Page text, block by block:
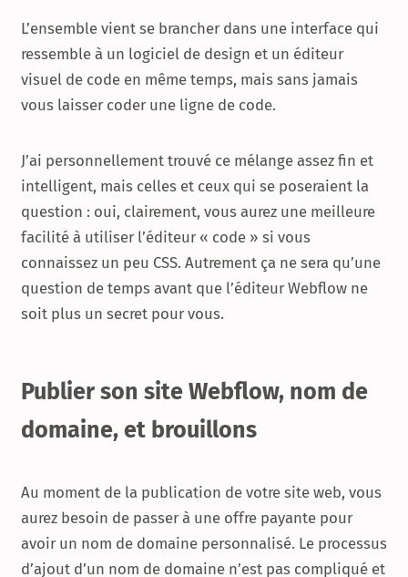
L’ensemble vient se brancher dans une interface qui
ressemble à un logiciel de design et un éditeur
visuel de code en même temps, mais sans jamais
vous laisser coder une ligne de code.
J’ai personnellement trouvé ce mélange assez fin et
intelligent, mais celles et ceux qui se poseraient la
question : oui, clairement, vous aurez une meilleure
facilité à utiliser l’éditeur « code » si vous
connaissez un peu CSS. Autrement ça ne sera qu’une
question de temps avant que l’éditeur Webflow ne
soit plus un secret pour vous.
Publier son site Webflow, nom de
domaine, et brouillons
Au moment de la publication de votre site web, vous
aurez besoin de passer à une offre payante pour
avoir un nom de domaine personnalisé. Le processus
d’ajout d’un nom de domaine n’est pas compliqué et